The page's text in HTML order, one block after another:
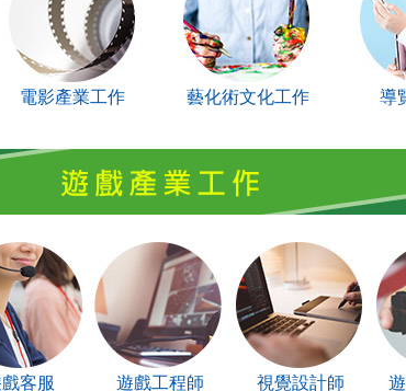
電影產業工作 藝化術文化工作 導
客服 遊戲工程師 視覺設計師